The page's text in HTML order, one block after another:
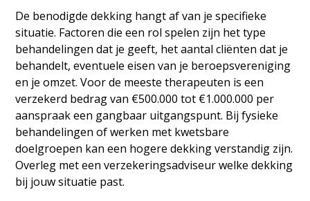
De benodigde dekking hangt af van je specifieke
situatie. Factoren die een rol spelen zijn het type
behandelingen dat je geeft, het aantal cliënten dat je
behandelt, eventuele eisen van je beroepsvereniging
en je omzet. Voor de meeste therapeuten is een
verzekerd bedrag van €500.000 tot €1.000.000 per
aanspraak een gangbaar uitgangspunt. Bij fysieke
behandelingen of werken met kwetsbare
doelgroepen kan een hogere dekking verstandig zijn.
Overleg met een verzekeringsadviseur welke dekking
bij jouw situatie past.